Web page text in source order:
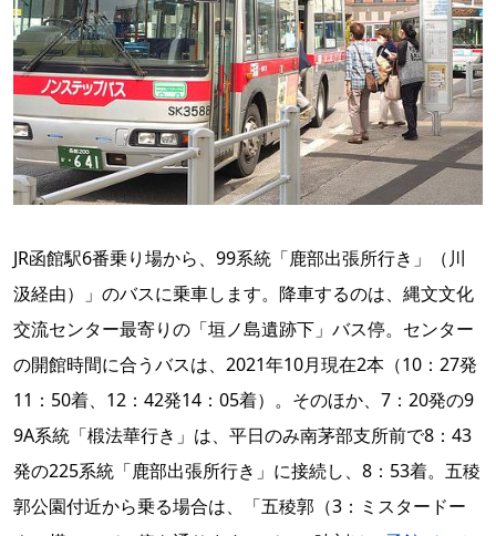
JR函館駅6番乗り場から、99系統「鹿部出張所行き」（川
汲経由）」のバスに乗車します。降車するのは、縄文文化
交流センター最寄りの「垣ノ島遺跡下」バス停。センター
の開館時間に合うバスは、2021年10月現在2本（10：27発
11：50着、12：42発14：05着）。そのほか、7：20発の9
9A系統「椴法華行き」は、平日のみ南茅部支所前で8：43
発の225系統「鹿部出張所行き」に接続し、8：53着。五稜
郭公園付近から乗る場合は、「五稜郭（3：ミスタードー